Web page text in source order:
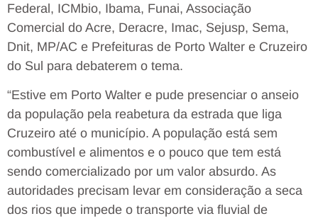
Federal, ICMbio, Ibama, Funai, Associação
Comercial do Acre, Deracre, Imac, Sejusp, Sema,
Dnit, MP/AC e Prefeituras de Porto Walter e Cruzeiro
do Sul para debaterem o tema.
“Estive em Porto Walter e pude presenciar o anseio
da população pela reabetura da estrada que liga
Cruzeiro até o município. A população está sem
combustível e alimentos e o pouco que tem está
sendo comercializado por um valor absurdo. As
autoridades precisam levar em consideração a seca
dos rios que impede o transporte via fluvial de